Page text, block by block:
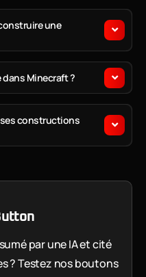
une
Minecraft ?
constructions
par une IA et cité
? Testez nos boutons